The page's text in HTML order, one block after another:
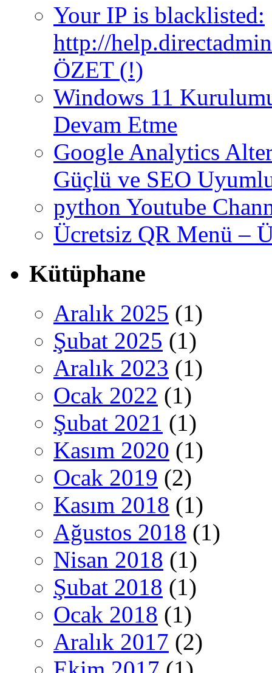
Your IP is blacklisted:
http://
ÖZET (!)
Windows 11
Devam Etme
Google Analytics
Güçlü ve SEO
python Youtube
Ücretsiz QR Menü –
Kütüphane
Aralık 2025 (1)
Şubat 2025 (1)
Aralık 2023 (1)
Ocak 2022 (1)
Şubat 2021 (1)
Kasım 2020 (1)
Ocak 2019 (2)
Kasım 2018 (1)
Ağustos 2018 (1)
Nisan 2018 (1)
Şubat 2018 (1)
Ocak 2018 (1)
Aralık 2017 (2)